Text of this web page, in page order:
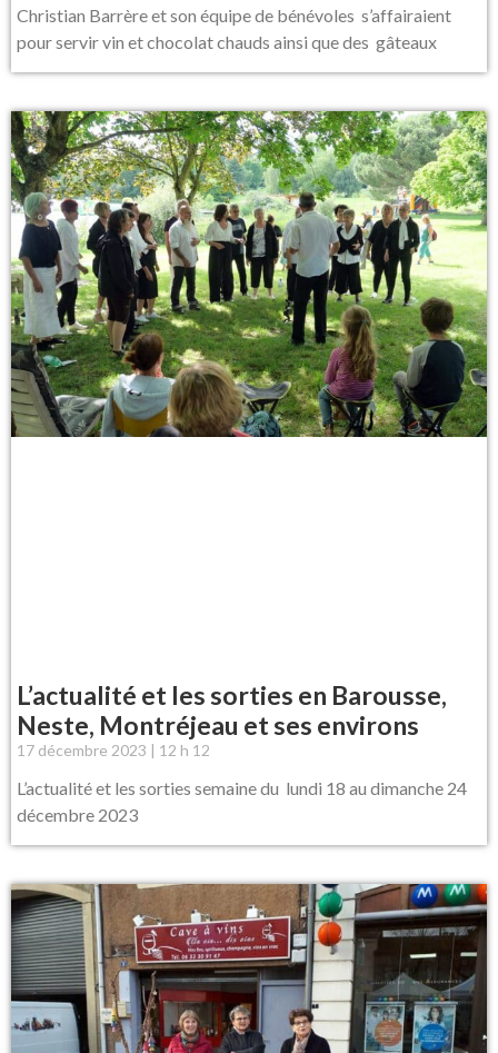
Christian Barrère et son équipe de bénévoles s’affairaient
pour servir vin et chocolat chauds ainsi que des gâteaux
L’actualité et les sorties en Barousse,
Neste, Montréjeau et ses environs
17 décembre 2023 12 h 12
L’actualité et les sorties semaine du lundi 18 au dimanche 24
décembre 2023